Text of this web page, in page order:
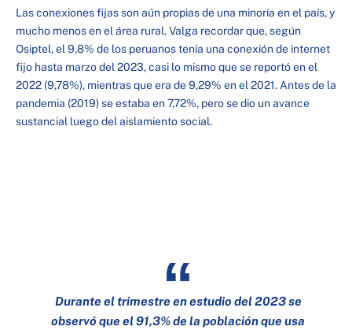
Las conexiones fijas son aún propias de una minoría en el país, y
mucho menos en el área rural. Valga recordar que, según
Osiptel, el 9,8% de los peruanos tenía una conexión de internet
fijo hasta marzo del 2023, casi lo mismo que se reportó en el
2022 (9,78%), mientras que era de 9,29% en el 2021. Antes de la
pandemia (2019) se estaba en 7,72%, pero se dio un avance
sustancial luego del aislamiento social.
Durante el trimestre en estudio del 2023 se
observó que el 91,3% de la población que usa